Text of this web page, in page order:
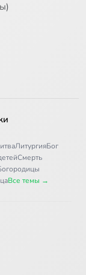
ЛитургияБог
Смерть
Все темы →